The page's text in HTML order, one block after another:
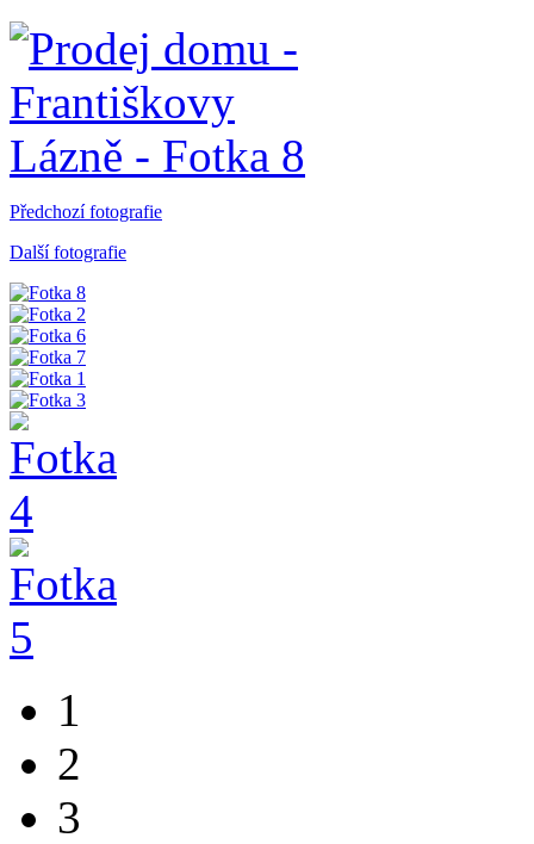
Předchozí fotografie
Další fotografie
1
2
3